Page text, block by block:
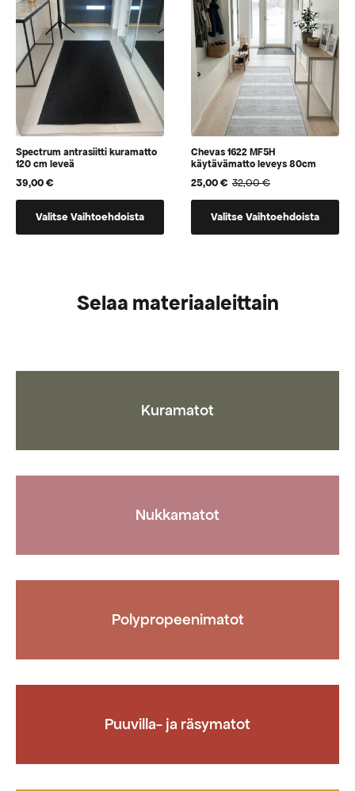
valita
tuotteen
sivulla
valita
tuotteen
sivulla
Spectrum antrasiitti kuramatto
120 cm leveä
39,00€
Valitse Vaihtoehdoista
tuotteella
Chevas 1622 MF5H
käytävämatto leveys 80cm
32,00€
Alkuperäinen
hinta
25,00€
Nykyinen
hinta
Valitse Vaihtoehdoista
tuotteella
voidaan
Selaa materiaaleittain
Kuramatot
Nukkamatot
Polypropeenimatot
Puuvilla- ja räsymatot